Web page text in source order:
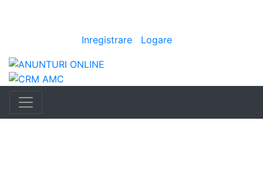
Inregistrare Logare